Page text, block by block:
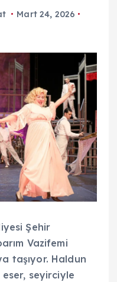
Mart 24, 2026
Şehir
Vazifemi
taşıyor. Haldun
eser, seyirciyle